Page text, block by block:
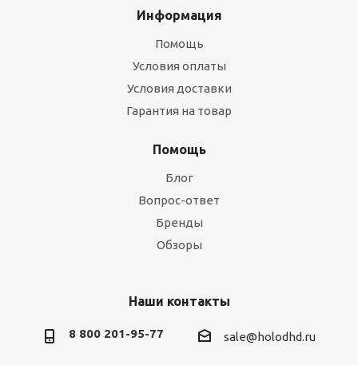
Информация
Помощь
Условия оплаты
Условия доставки
Гарантия на товар
Помощь
Блог
Вопрос-ответ
Бренды
Обзоры
Наши контакты
8 800 201-95-77 sale@holodhd.ru